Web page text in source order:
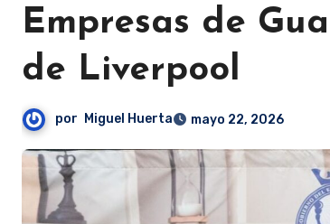
Empresas de
de Liverpool
por Miguel Huerta mayo 22, 2026